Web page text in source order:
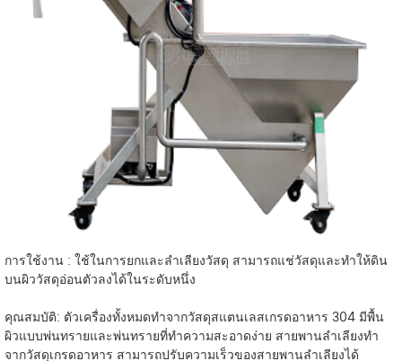
การใช้งาน : ใช้ในการยกและลำเลียงวัสดุ สามารถแช่วัสดุและทำให้ดิน
บนผิววัสดุอ่อนตัวลงได้ในระดับหนึ่ง
คุณสมบัติ: ตัวเครื่องทั้งหมดทำจากวัสดุสแตนเลสเกรดอาหาร 304 มีพื้น
ผิวแบบพ่นทรายและพ่นทรายที่ทำความสะอาดง่าย สายพานลำเลียงทำ
จากวัสดุเกรดอาหาร สามารถปรับความเร็วของสายพานลำเลียงได้